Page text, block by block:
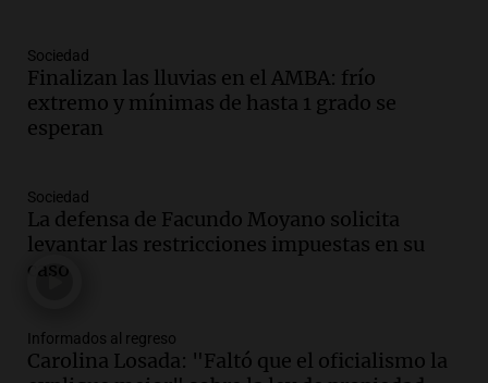
edificios icónicos
Panorama Federal
Episodios
Audio.
controvertidos
Panorama Federal
Episodios
Audio.
Panorama Federal
Episodios
Sociedad
Finalizan las lluvias en el AMBA: frío
extremo y mínimas de hasta 1 grado se
esperan
Sociedad
La defensa de Facundo Moyano solicita
levantar las restricciones impuestas en su
caso
Informados al regreso
Carolina Losada: "Faltó que el oficialismo la